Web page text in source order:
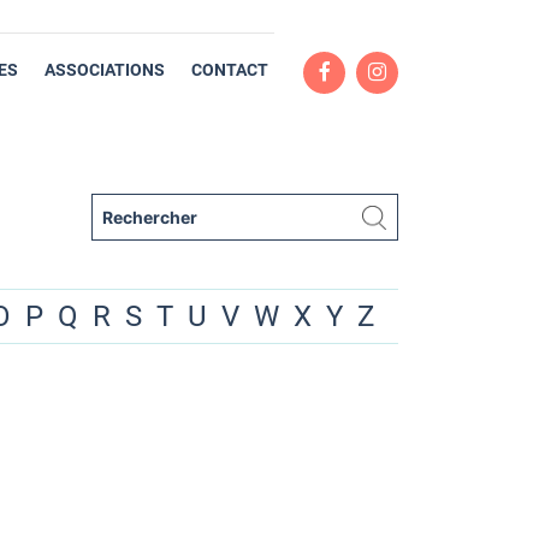
ASSOCIATIONS CONTACT
P Q R S T U V W X Y Z